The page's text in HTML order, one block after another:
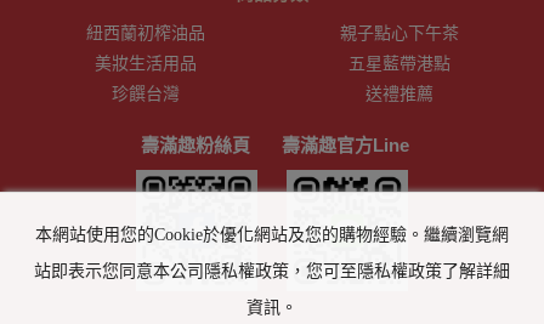
紐西蘭初榨油品
親子點心下午茶
美妝生活用品
五星藍帶港點
珍饌台灣
送禮推薦
壽滿趣粉絲頁 壽滿趣官方Line
本網站使用您的Cookie於優化網站及您的購物經驗。繼續瀏覽網
站即表示您同意本公司隱私權政策，您可至隱私權政策了解詳細
資訊。